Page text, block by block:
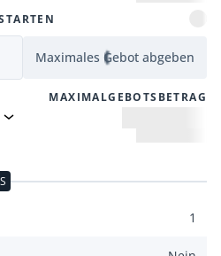
Maximales Gebot abgeben
MAXIMALGEBOTSBETRAG
1